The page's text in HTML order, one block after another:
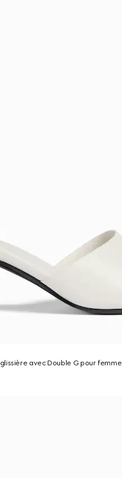
avec Double G pour femme